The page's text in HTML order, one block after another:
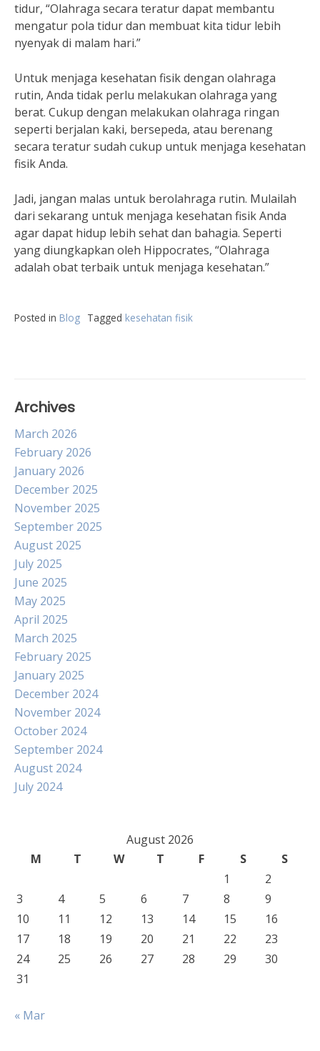
tidur, “Olahraga secara teratur dapat membantu
mengatur pola tidur dan membuat kita tidur lebih
nyenyak di malam hari.”
Untuk menjaga kesehatan fisik dengan olahraga
rutin, Anda tidak perlu melakukan olahraga yang
berat. Cukup dengan melakukan olahraga ringan
seperti berjalan kaki, bersepeda, atau berenang
secara teratur sudah cukup untuk menjaga kesehatan
fisik Anda.
Jadi, jangan malas untuk berolahraga rutin. Mulailah
dari sekarang untuk menjaga kesehatan fisik Anda
agar dapat hidup lebih sehat dan bahagia. Seperti
yang diungkapkan oleh Hippocrates, “Olahraga
adalah obat terbaik untuk menjaga kesehatan.”
Posted in Blog Tagged kesehatan fisik
Archives
March 2026
February 2026
January 2026
December 2025
November 2025
September 2025
August 2025
July 2025
June 2025
May 2025
April 2025
March 2025
February 2025
January 2025
December 2024
November 2024
October 2024
September 2024
August 2024
July 2024
August 2026
M
T W T F S
S
1
2
3
4 5 6 7 8
9
10
11 12 13 14 15
16
17
18 19 20 21 22
23
24
25 26 27 28 29
30
31
« Mar